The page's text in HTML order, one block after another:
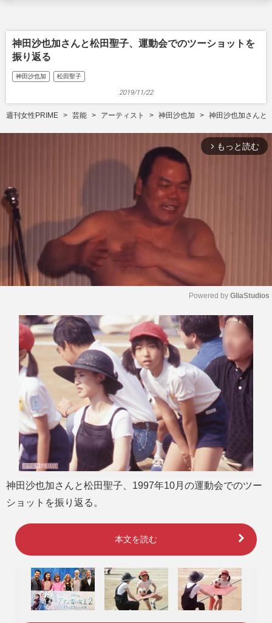
神田沙也加さんと松田聖子、運動会でのツーショットを
振り返る
神田沙也加 松田聖子
2019/11/22
週刊女性PRIME 芸能 アーティスト 神田沙也加 神田沙也加さんと
arrow_forward_ios もっと読む
M
t
e
Powered by GliaStudios
神田沙也加さんと松田聖子、1997年10月の運動会でのツー
ショットを振り返る。
本文を読む